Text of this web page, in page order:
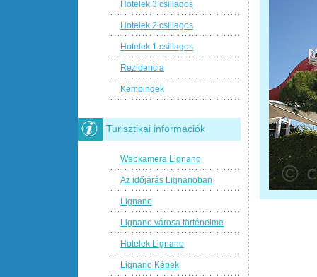
Hotelek 3 csillagos
Hotelek 2 csillagos
Hotelek 1 csillagos
Rezidencia
Kempingek
Turisztikai informaciók
Webkamera Lignano
Az időjárás Lignanoban
Lignano
Lignano városa történelme
Hotelek Lignano
Lignano Képek